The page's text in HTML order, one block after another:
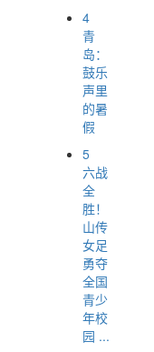
4
青
岛：
鼓乐
声里
的暑
假
5
六战
全
胜！
山传
女足
勇夺
全国
青少
年校
园 ...